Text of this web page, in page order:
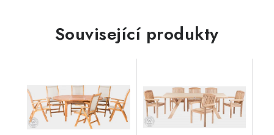
Související produkty